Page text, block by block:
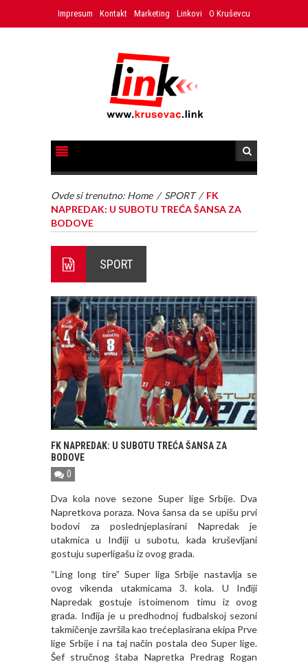
Impresum Kontakt Marketing Linkovi O Kruševcu
Ovde si trenutno: Home / SPORT / FK
NAPREDAK: U SUBOTU TREĆA ŠANSA ZA
BODOVE
SPORT
FK NAPREDAK: U SUBOTU TREĆA ŠANSA ZA
BODOVE
0
Dva kola nove sezone Super lige Srbije. Dva
Napretkova poraza. Nova šansa da se upišu prvi
bodovi za poslednjeplasirani Napredak je
utakmica u Inđiji u subotu, kada kruševljani
gostuju superligašu iz ovog grada.
“Ling long tire” Super liga Srbije nastavlja se
ovog vikenda utakmicama 3. kola. U Inđiji
Napredak gostuje istoimenom timu iz ovog
grada. Inđija je u predhodnoj fudbalskoj sezoni
takmičenje završila kao trećeplasirana ekipa Prve
lige Srbije i na taj način postala deo Super lige.
Šef stručnog štaba Napretka Predrag Rogan